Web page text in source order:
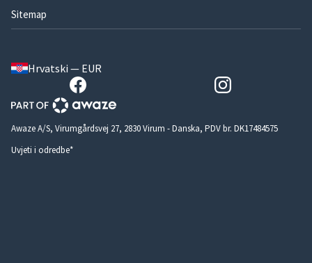
Sitemap
Hrvatski — EUR
Awaze A/S, Virumgårdsvej 27, 2830 Virum - Danska, PDV br. DK17484575
Uvjeti i odredbe*